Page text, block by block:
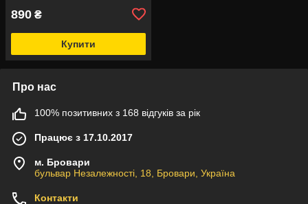
890 ₴
Купити
Про нас
100% позитивних з 168 відгуків за рік
Працює з 17.10.2017
м. Бровари
бульвар Незалежності, 18, Бровари, Україна
Контакти